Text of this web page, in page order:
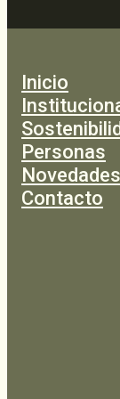
Inicio
Personas
Novedades
Contacto